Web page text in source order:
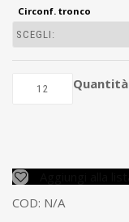
Circonf. tronco
Quantità
COD: N/A